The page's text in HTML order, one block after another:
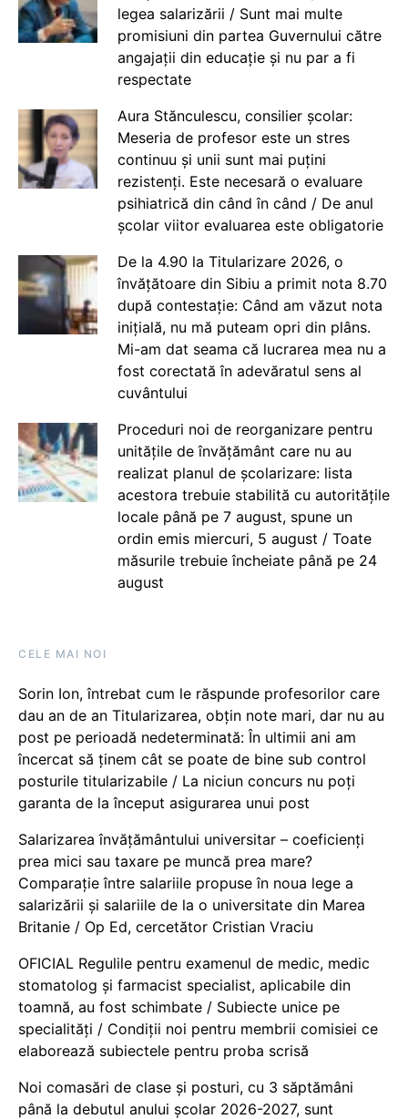
legea salarizării / Sunt mai multe
promisiuni din partea Guvernului către
angajații din educație și nu par a fi
respectate
Aura Stănculescu, consilier școlar:
Meseria de profesor este un stres
continuu și unii sunt mai puțini
rezistenți. Este necesară o evaluare
psihiatrică din când în când / De anul
școlar viitor evaluarea este obligatorie
De la 4.90 la Titularizare 2026, o
învățătoare din Sibiu a primit nota 8.70
după contestație: Când am văzut nota
inițială, nu mă puteam opri din plâns.
Mi-am dat seama că lucrarea mea nu a
fost corectată în adevăratul sens al
cuvântului
Proceduri noi de reorganizare pentru
unitățile de învățământ care nu au
realizat planul de școlarizare: lista
acestora trebuie stabilită cu autoritățile
locale până pe 7 august, spune un
ordin emis miercuri, 5 august / Toate
măsurile trebuie încheiate până pe 24
august
CELE MAI NOI
Sorin Ion, întrebat cum le răspunde profesorilor care
dau an de an Titularizarea, obțin note mari, dar nu au
post pe perioadă nedeterminată: În ultimii ani am
încercat să ținem cât se poate de bine sub control
posturile titularizabile / La niciun concurs nu poți
garanta de la început asigurarea unui post
Salarizarea învățământului universitar – coeficienți
prea mici sau taxare pe muncă prea mare?
Comparație între salariile propuse în noua lege a
salarizării și salariile de la o universitate din Marea
Britanie / Op Ed, cercetător Cristian Vraciu
OFICIAL Regulile pentru examenul de medic, medic
stomatolog și farmacist specialist, aplicabile din
toamnă, au fost schimbate / Subiecte unice pe
specialități / Condiții noi pentru membrii comisiei ce
elaborează subiectele pentru proba scrisă
Noi comasări de clase și posturi, cu 3 săptămâni
până la debutul anului școlar 2026-2027, sunt